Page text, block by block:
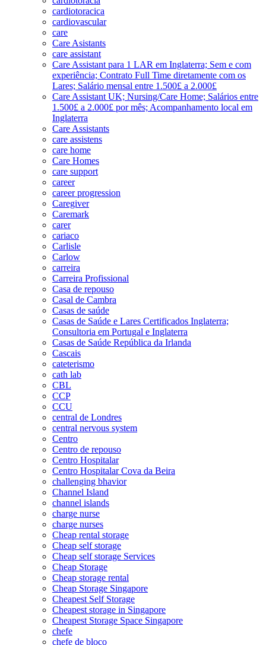
cardiotoracica
cardiovascular
care
Care Asistants
care assistant
Care Assistant para 1 LAR em Inglaterra; Sem e com
experiência; Contrato Full Time diretamente com os
Lares; Salário mensal entre 1.500£ a 2.000£
Care Assistant UK; Nursing/Care Home; Salários entre
1.500£ a 2.000£ por mês; Acompanhamento local em
Inglaterra
Care Assistants
care assistens
care home
Care Homes
care support
career
career progression
Caregiver
Caremark
carer
cariaco
Carlisle
Carlow
carreira
Carreira Profissional
Casa de repouso
Casal de Cambra
Casas de saúde
Casas de Saúde e Lares Certificados Inglaterra;
Consultoria em Portugal e Inglaterra
Casas de Saúde República da Irlanda
Cascais
cateterismo
cath lab
CBL
CCP
CCU
central de Londres
central nervous system
Centro
Centro de repouso
Centro Hospitalar
Centro Hospitalar Cova da Beira
challenging bhavior
Channel Island
channel islands
charge nurse
charge nurses
Cheap rental storage
Cheap self storage
Cheap self storage Services
Cheap Storage
Cheap storage rental
Cheap Storage Singapore
Cheapest Self Storage
Cheapest storage in Singapore
Cheapest Storage Space Singapore
chefe
chefe de bloco